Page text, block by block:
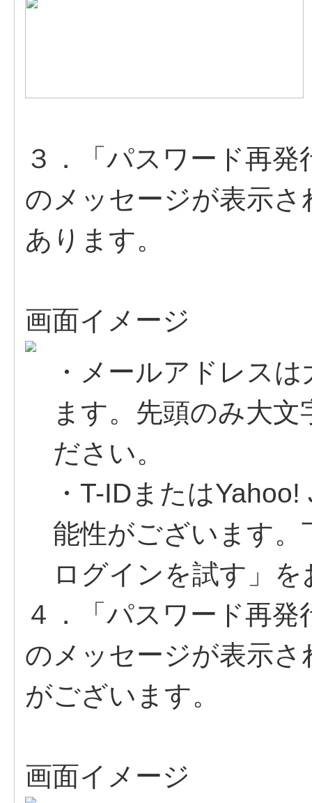
３．「パスワード再
のメッセージが表示
あります。
画面イメージ
・メールアドレス
ます。先頭のみ大
ださい。
・T-IDまたは
能性がございます。
ログインを試す」
４．「パスワード再
のメッセージが表示
がございます。
画面イメージ